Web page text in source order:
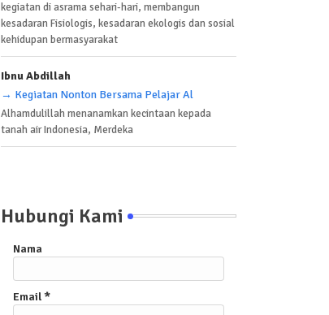
kegiatan di asrama sehari-hari, membangun
kesadaran Fisiologis, kesadaran ekologis dan sosial
kehidupan bermasyarakat
Ibnu Abdillah
→ Kegiatan Nonton Bersama Pelajar Al
Alhamdulillah menanamkan kecintaan kepada
tanah air Indonesia, Merdeka
Hubungi Kami
Nama
Email *